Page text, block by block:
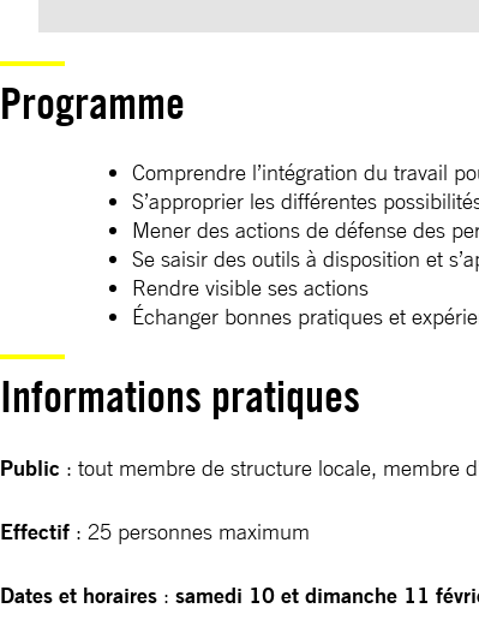
Programme
Comprendre l’intégration du travail
S’approprier les différentes
Mener des actions de défense des
Se saisir des outils à disposition et
Rendre visible ses actions
Échanger bonnes pratiques et
Informations pratiques
Public : tout membre de structure locale, membre
Effectif : 25 personnes maximum
Dates et horaires : samedi 10 et dimanche 11